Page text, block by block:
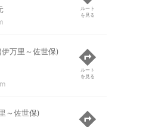
ルート
を見る
万里～佐世保)
ルート
を見る
～佐世保)